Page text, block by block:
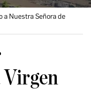
a Nuestra Señora de
Virgen